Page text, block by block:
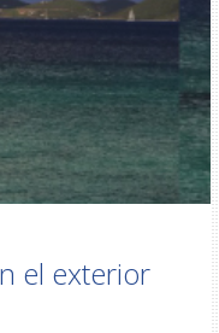
el exterior